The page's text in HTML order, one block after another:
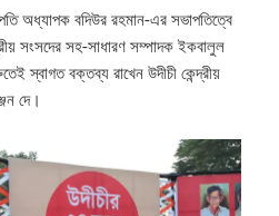
অধ্যাপক বদিউর রহমান-এর সভাপতিত্বে
সংসদের সহ-সাধারণ সম্পাদক ইকবালুল
স্বাগত বক্তব্য রাখেন উদীচী কেন্দ্রীয়
দে।